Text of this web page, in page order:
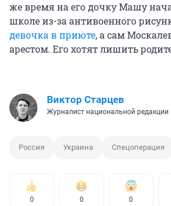
же время на его дочку Машу
школе из-за антивоенного
девочка в приюте, а сам
арестом. Его хотят лишить
Виктор Старцев
Журналист национальной редакции
Россия Украина Спецоперация
0 0 0